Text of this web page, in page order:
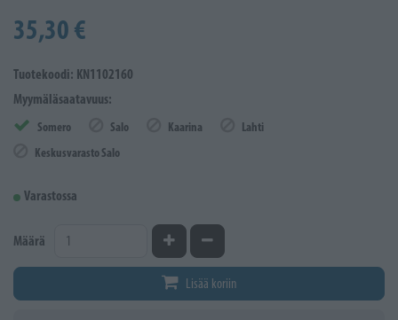
35,30 €
Tuotekoodi: KN1102160
Myymäläsaatavuus:
Somero Salo Kaarina
Lahti
Keskusvarasto Salo
Varastossa
Määrä Kasvata määrääVähennä määrää
Lisää koriin